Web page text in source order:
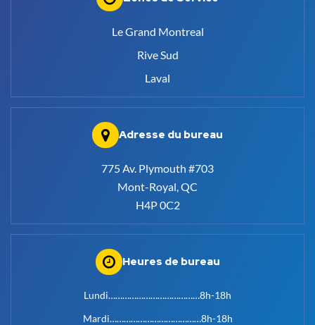
Le Grand Montreal
Rive Sud
Laval
Adresse du bureau
775 Av. Plymouth #703
Mont-Royal, QC
H4P 0C2
Heures de bureau
Lundi…………………………………8h-18h
Mardi…………………………………8h-18h